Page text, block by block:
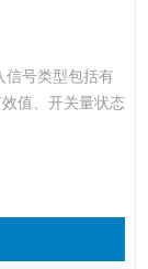
信号类型包括有
值、开关量状态